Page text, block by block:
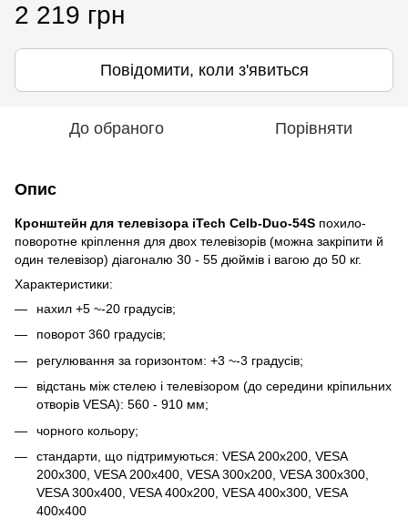
2 219 грн
Повідомити, коли з'явиться
До обраного Порівняти
Опис
Кронштейн для телевізора iTech Celb-Duo-54S похило-
поворотне кріплення для двох телевізорів (можна закріпити й
один телевізор) діагоналю 30 - 55 дюймів і вагою до 50 кг.
Характеристики:
нахил +5 ~-20 градусів;
поворот 360 градусів;
регулювання за горизонтом: +3 ~-3 градусів;
відстань між стелею і телевізором (до середини кріпильних
отворів VESA): 560 - 910 мм;
чорного кольору;
стандарти, що підтримуються: VESA 200x200, VESA
200x300, VESA 200x400, VESA 300x200, VESA 300x300,
VESA 300x400, VESA 400x200, VESA 400x300, VESA
400x400